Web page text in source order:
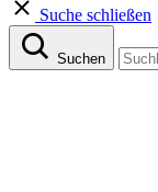
Suche schließen
Suchen